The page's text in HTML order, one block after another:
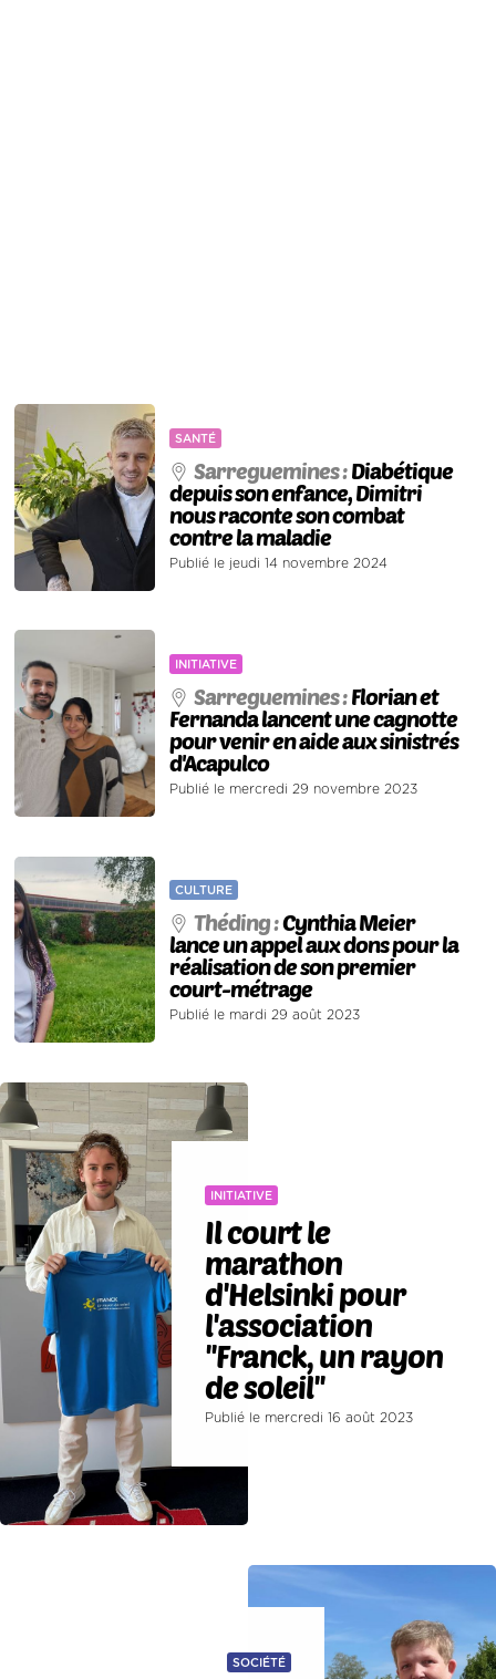
SANTÉ
Sarreguemines :Diabétique
depuis son enfance, Dimitri
nous raconte son combat
contre la maladie
Publié le jeudi 14 novembre 2024
INITIATIVE
Sarreguemines :Florian et
Fernanda lancent une cagnotte
pour venir en aide aux sinistrés
d'Acapulco
Publié le mercredi 29 novembre 2023
CULTURE
Théding :Cynthia Meier
lance un appel aux dons pour la
réalisation de son premier
court-métrage
Publié le mardi 29 août 2023
INITIATIVE
Il court le
marathon
d'Helsinki pour
l'association
''Franck, un rayon
de soleil''
Publié le mercredi 16 août 2023
SOCIÉTÉ